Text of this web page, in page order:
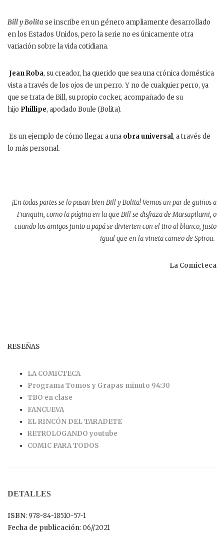
Bill y Bolita se inscribe en un género ampliamente desarrollado
en los Estados Unidos, pero la serie no es únicamente otra
variación sobre la vida cotidiana.
Jean Roba, su creador, ha querido que sea una crónica doméstica
vista a través de los ojos de un perro. Y no de cualquier perro, ya
que se trata de Bill, su propio cocker, acompañado de su
hijo Phillipe, apodado Boule (Bolita).
Es un ejemplo de cómo llegar a una obra universal, a través de
lo más personal.
¡En todas partes se lo pasan bien Bill y Bolita! Vemos un par de guiños a
Franquin, como la página en la que Bill se disfraza de Marsupilami, o
cuando los amigos junto a papá se divierten con el tiro al blanco, justo
igual que en la viñeta cameo de Spirou.
La Comicteca
RESEÑAS
LA COMICTECA
Programa Tomos y Grapas minuto 94:30
TBO en clase
FANCUEVA
EL RINCÓN DEL TARADETE
RETROLOGANDO youtube
COMIC PARA TODOS
DETALLES
ISBN: 978-84-18510-57-1
Fecha de publicación: 06//2021